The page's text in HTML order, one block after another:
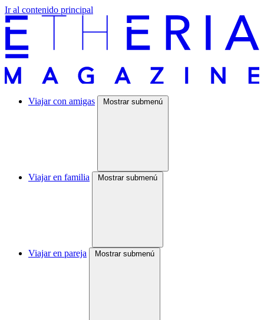
Ir al contenido principal
Viajar con amigas Mostrar submenú
Viajar en familia Mostrar submenú
Viajar en pareja Mostrar submenú